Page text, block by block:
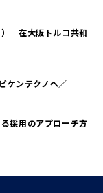
） 在大阪トルコ共和
ケンテクノへ／
採用のアプローチ方